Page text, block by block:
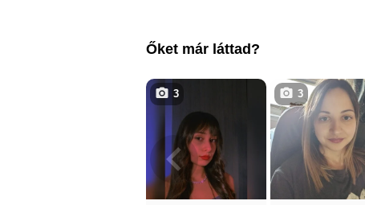
Őket már láttad?
3 3